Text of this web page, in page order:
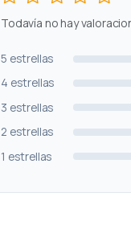
Todavía no hay
5 estrellas
4 estrellas
3 estrellas
2 estrellas
1 estrellas